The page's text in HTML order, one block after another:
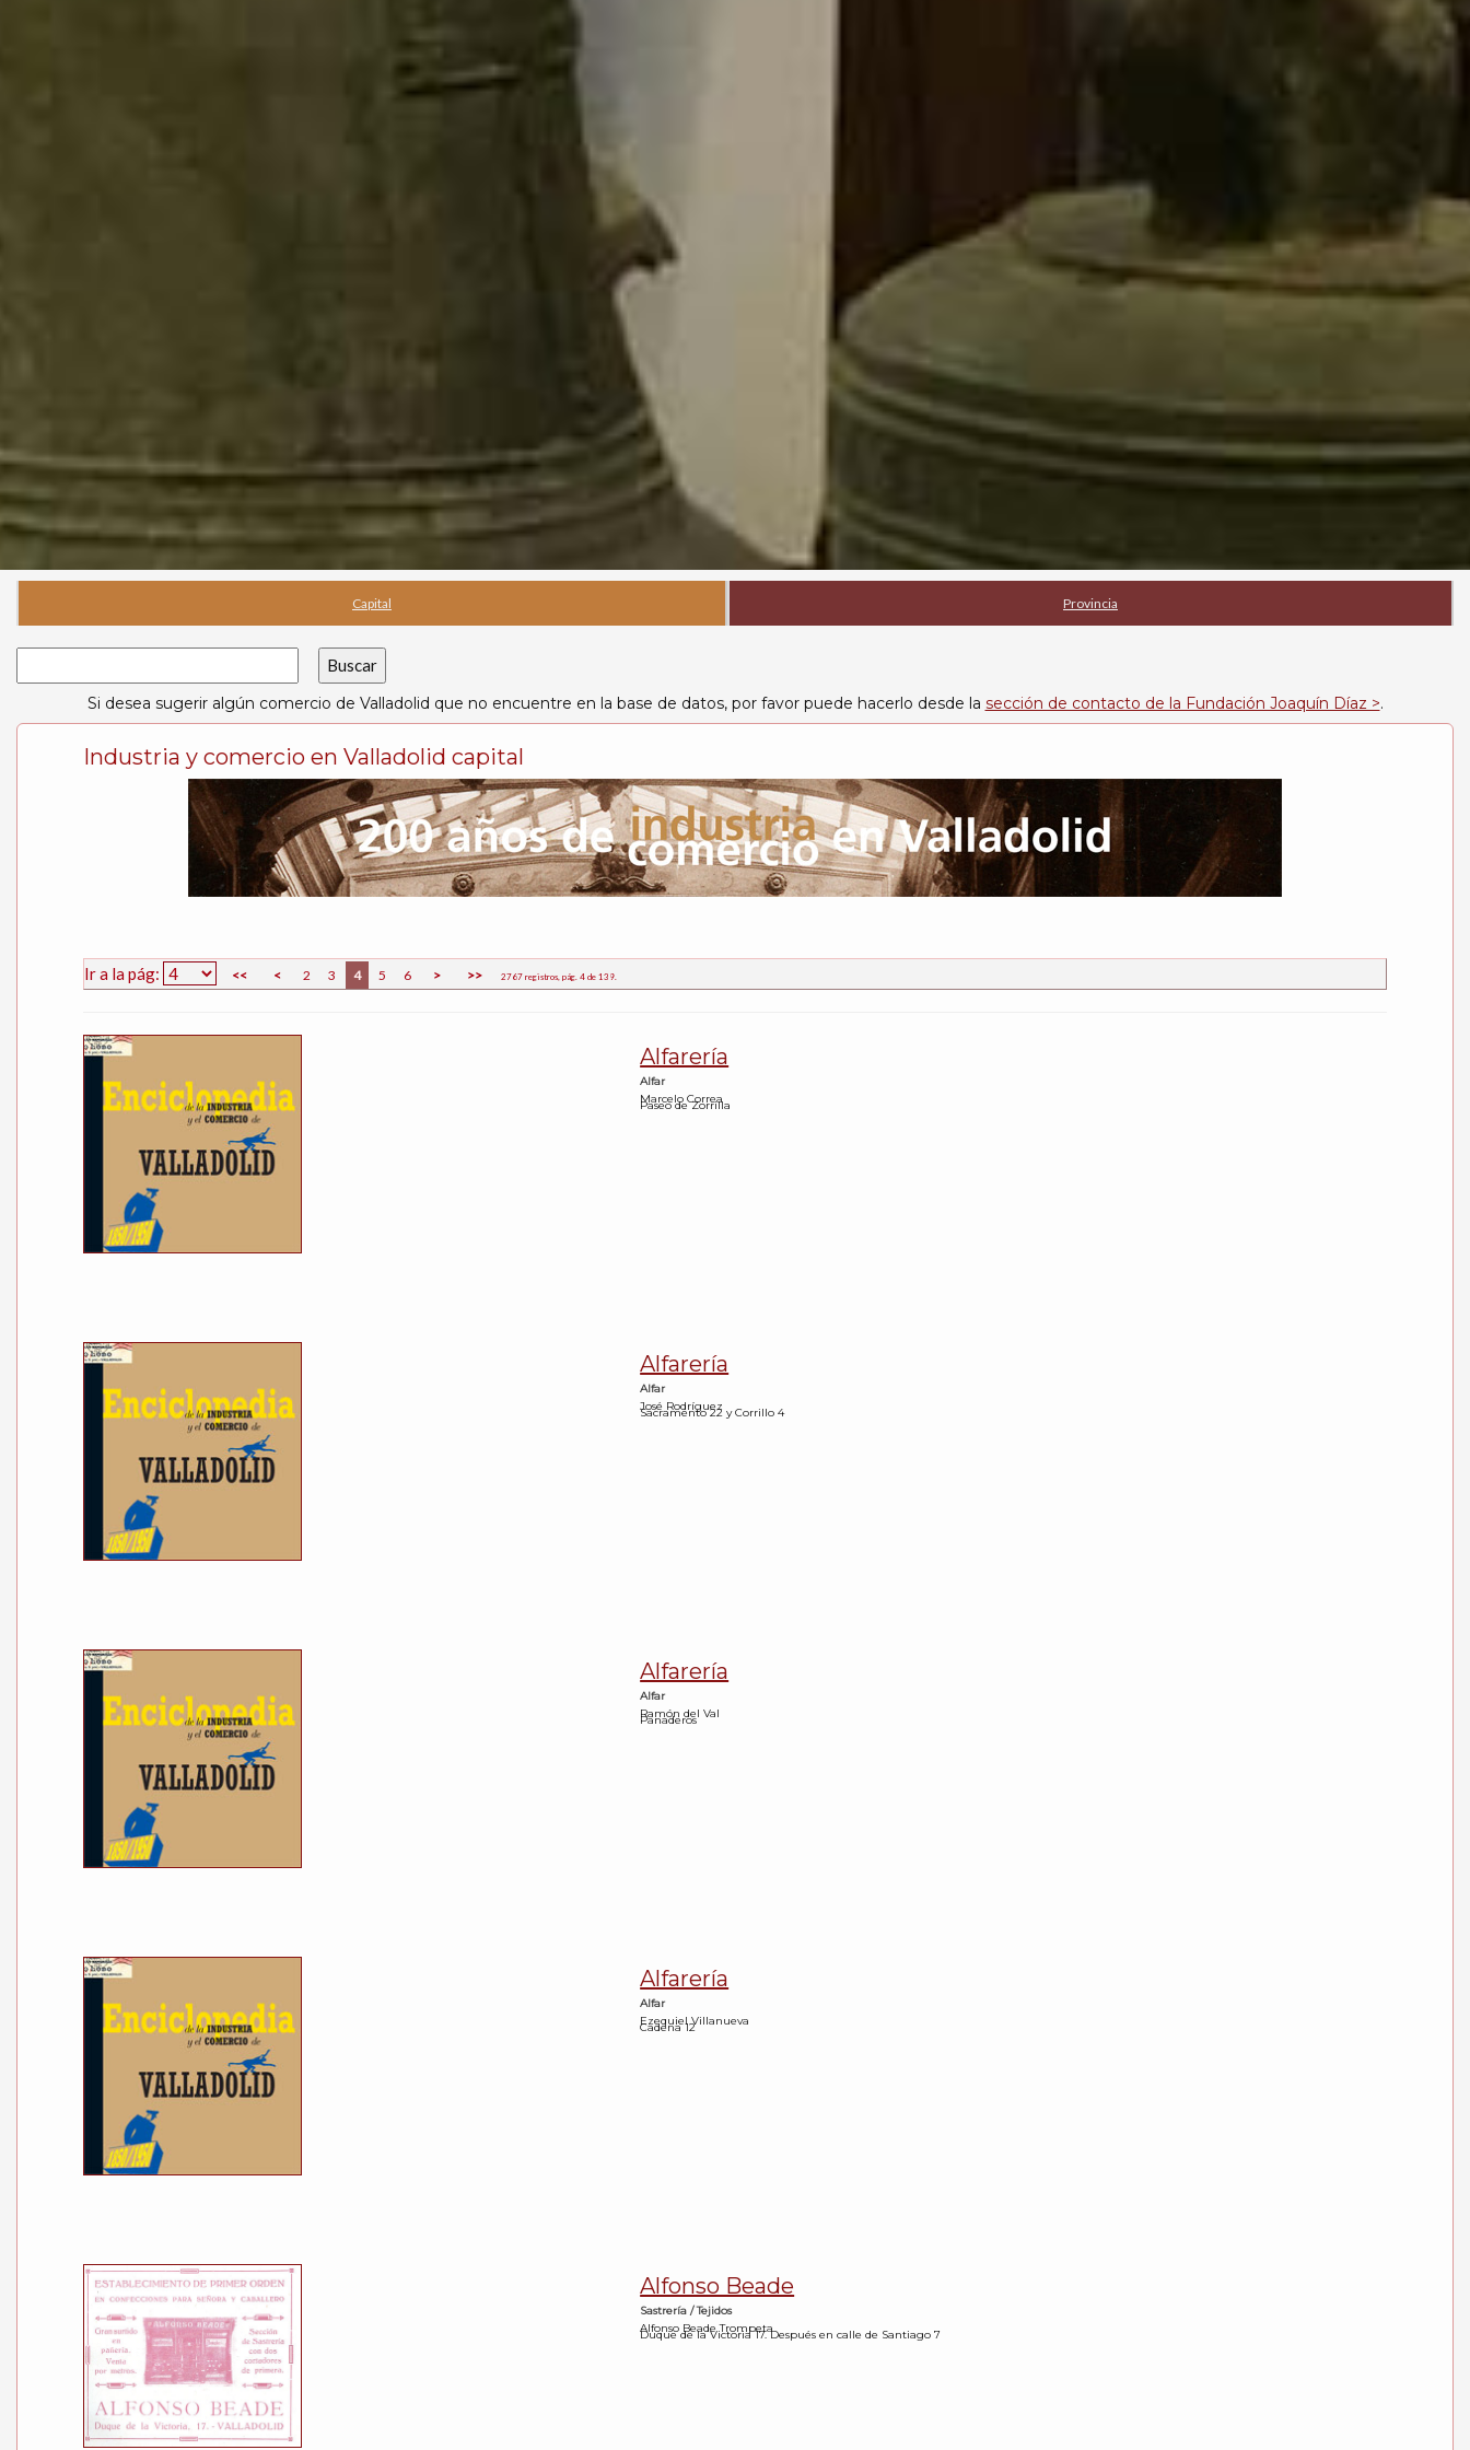
Capital Provincia
Si desea sugerir algún comercio de Valladolid que no encuentre en la base de datos, por favor puede hacerlo desde la sección de contacto de la Fundación Joaquín Díaz >.
Industria y comercio en Valladolid capital
Ir a la pág: << < 2 3 4 5 6 > >> 2767 registros, pág. 4 de 139.
Alfarería
Alfar
Marcelo Correa
Paseo de Zorrilla
Alfarería
Alfar
José Rodríguez
Sacramento 22 y Corrillo 4
Alfarería
Alfar
Ramón del Val
Panaderos
Alfarería
Alfar
Ezequiel Villanueva
Cadena 12
Alfonso Beade
Sastrería / Tejidos
Alfonso Beade Trompeta
Duque de la Victoria 17. Después en calle de Santiago 7